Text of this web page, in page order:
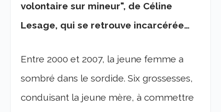
volontaire sur mineur", de Céline
Lesage, qui se retrouve incarcérée…
Entre 2000 et 2007, la jeune femme a
sombré dans le sordide. Six grossesses,
conduisant la jeune mère, à commettre